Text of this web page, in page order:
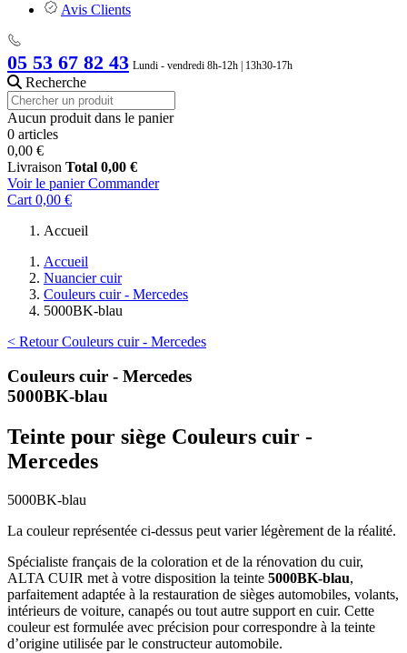
Avis Clients
05 53 67 82 43 Lundi - vendredi 8h-12h | 13h30-17h
Recherche
Aucun produit dans le panier
0 articles
0,00 €
Livraison Total 0,00 €
Voir le panier Commander
Cart 0,00 €
Accueil
Accueil
Nuancier cuir
Couleurs cuir - Mercedes
5000BK-blau
< Retour Couleurs cuir - Mercedes
Couleurs cuir - Mercedes
5000BK-blau
Teinte pour siège Couleurs cuir -
Mercedes
5000BK-blau
La couleur représentée ci-dessus peut varier légèrement de la réalité.
Spécialiste français de la coloration et de la rénovation du cuir,
ALTA CUIR met à votre disposition la teinte 5000BK-blau,
parfaitement adaptée à la restauration de sièges automobiles, volants,
intérieurs de voiture, canapés ou tout autre support en cuir. Cette
couleur est formulée avec précision pour correspondre à la teinte
d’origine utilisée par le constructeur automobile.